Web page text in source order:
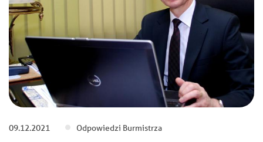
09.12.2021 Odpowiedzi Burmistrza